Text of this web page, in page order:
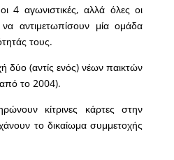
4 αγωνιστικές, αλλά όλες οι
αντιμετωπίσουν μία ομάδα
τους.
δύο (αντίς ενός) νέων παικτών
το 2004).
κίτρινες κάρτες στην
το δικαίωμα συμμετοχής